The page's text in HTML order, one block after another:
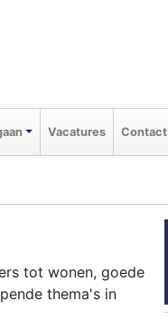
Vacatures Contact
tot wonen, goede
thema's in